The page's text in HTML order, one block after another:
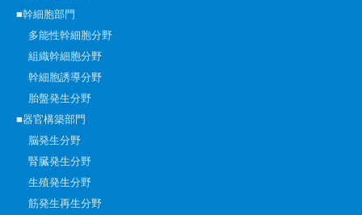
■幹細胞部門
多能性幹細胞分野
組織幹細胞分野
幹細胞誘導分野
胎盤発生分野
■器官構築部門
脳発生分野
腎臓発生分野
生殖発生分野
筋発生再生分野